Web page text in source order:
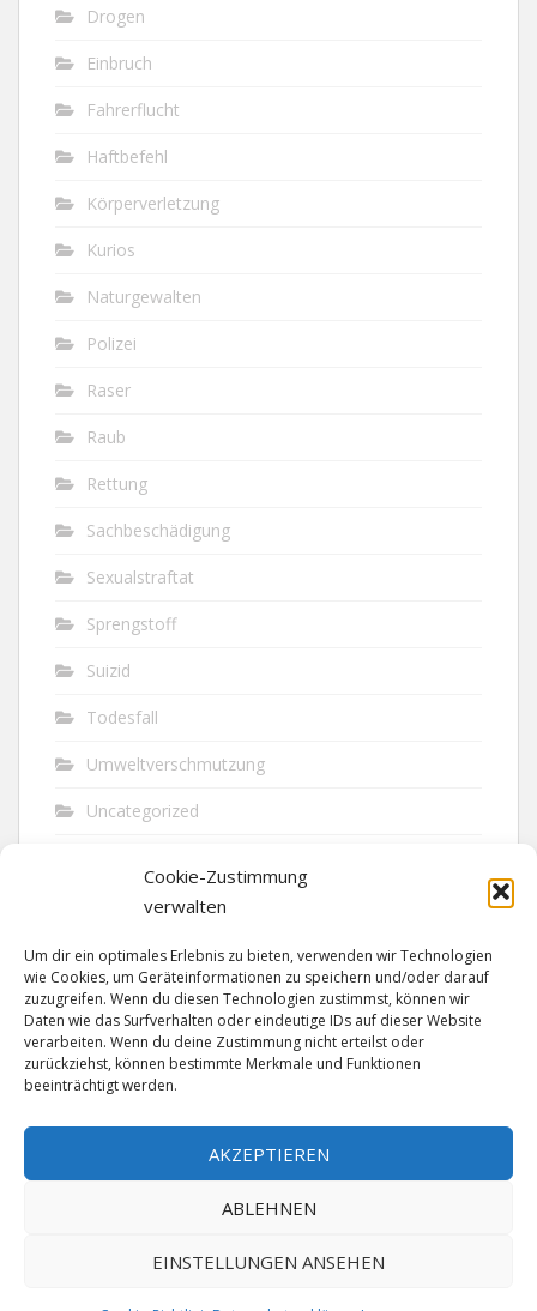
Cookie-Zustimmung
verwalten
Um dir ein optimales Erlebnis zu bieten, verwenden wir Technologien
wie Cookies, um Geräteinformationen zu speichern und/oder darauf
zuzugreifen. Wenn du diesen Technologien zustimmst, können wir
Daten wie das Surfverhalten oder eindeutige IDs auf dieser Website
verarbeiten. Wenn du deine Zustimmung nicht erteilst oder
zurückziehst, können bestimmte Merkmale und Funktionen
beeinträchtigt werden.
AKZEPTIEREN
ABLEHNEN
EINSTELLUNGEN ANSEHEN
Drogen
Einbruch
Fahrerflucht
Haftbefehl
Körperverletzung
Kurios
Naturgewalten
Polizei
Raser
Raub
Rettung
Sachbeschädigung
Sexualstraftat
Sprengstoff
Suizid
Todesfall
Umweltverschmutzung
Uncategorized
Vandalismus
Verkehr
Verkehrsunfall
Vermisst
Waffen